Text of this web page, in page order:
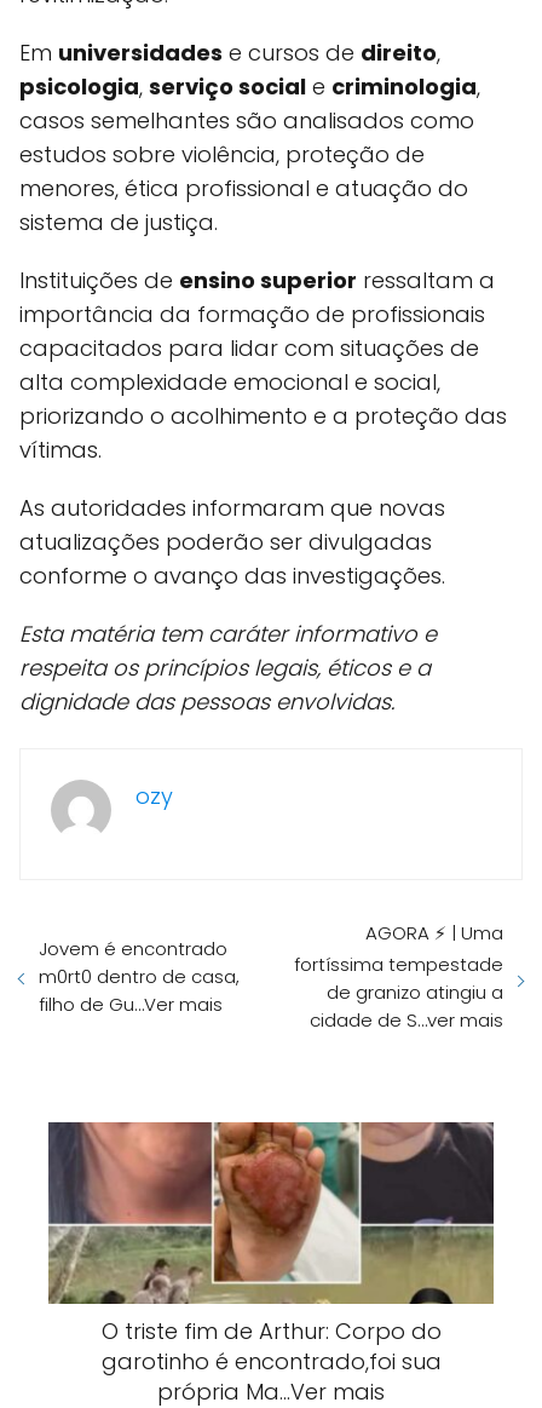
Em universidades e cursos de direito,
psicologia, serviço social e criminologia,
casos semelhantes são analisados como
estudos sobre violência, proteção de
menores, ética profissional e atuação do
sistema de justiça.
Instituições de ensino superior ressaltam a
importância da formação de profissionais
capacitados para lidar com situações de
alta complexidade emocional e social,
priorizando o acolhimento e a proteção das
vítimas.
As autoridades informaram que novas
atualizações poderão ser divulgadas
conforme o avanço das investigações.
Esta matéria tem caráter informativo e
respeita os princípios legais, éticos e a
dignidade das pessoas envolvidas.
ozy
Jovem é encontrado
m0rt0 dentro de casa,
filho de Gu…Ver mais
AGORA ⚡️ | Uma
fortíssima tempestade
de granizo atingiu a
cidade de S…ver mais
O triste fim de Arthur: Corpo do
garotinho é encontrado,foi sua
própria Ma…Ver mais